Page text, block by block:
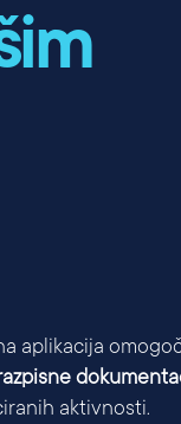
aplikacija
aktivnosti.